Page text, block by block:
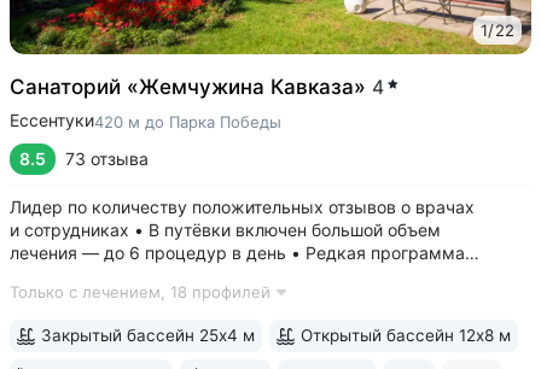
1/22
Санаторий «Жемчужина Кавказа» 4
Ессентуки420 м до Парка Победы
8.5 73 отзыва
Лидер по количеству положительных отзывов о врачах
и сотрудниках • В путёвки включен большой объем
лечения — до 6 процедур в день • Редкая программа
и эндокринолога, комплекс анализов и УЗИ, процедуры,
Только с лечением, 18 профилей
Закрытый бассейн 25х4 м Открытый бассейн 12х8 м